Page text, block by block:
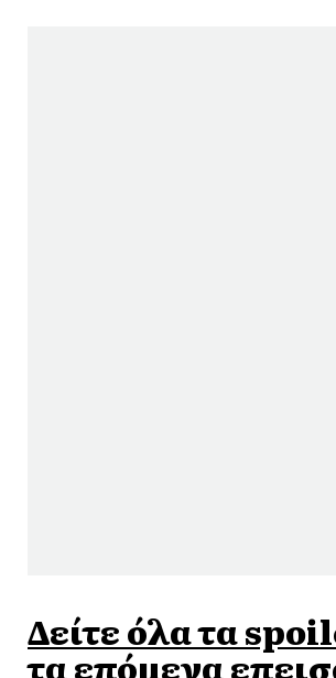
Δείτε όλα τα
τα επόμενα